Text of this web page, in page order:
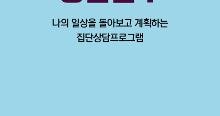
나의 일상을 돌아보고 계획하는
집단상담프로그램